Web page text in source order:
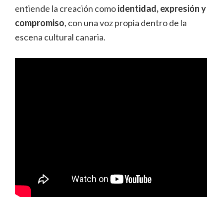
entiende la creación comoidentidad, expresión y
compromiso, con una voz propia dentro de la
escena cultural canaria.